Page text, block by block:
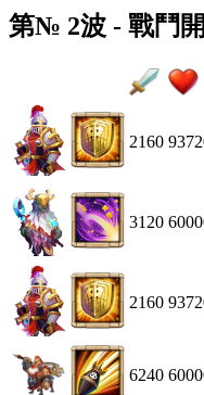
第№ 2波 - 戰鬥開
2160
3120
2160
6240